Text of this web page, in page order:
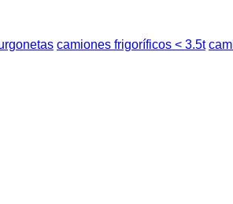
camiones frigoríficos < 3.5t